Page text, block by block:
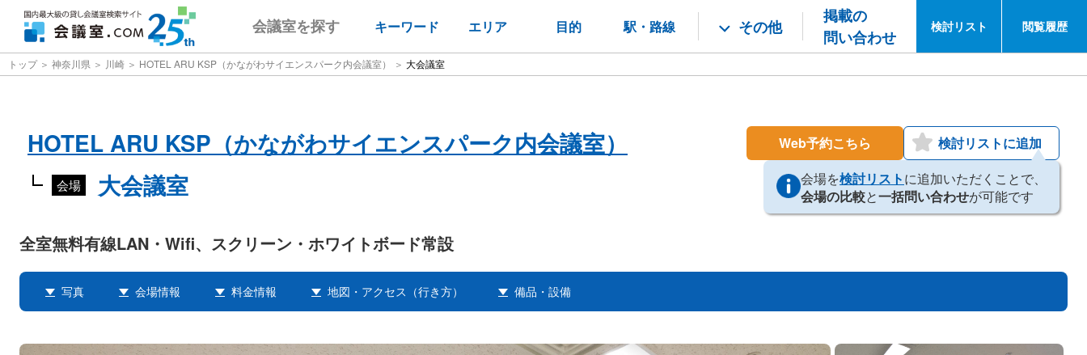
会議室を探す キーワード エリア 目的 駅・路線 その他
掲載の
問い合わせ
検討リスト 閲覧履歴
トップ 神奈川県 川崎 HOTEL ARU KSP（かながわサイエンスパーク内会議室） 大会議室
HOTEL ARU KSP（かながわサイエンスパーク内会議室）
会場 大会議室
Web予約こちら
検討リストに追加
会場を検討リストに追加いただくことで、
会場の比較と一括問い合わせが可能です
全室無料有線LAN・Wifi、スクリーン・ホワイトボード常設
写真 会場情報 料金情報 地図・アクセス（行き方） 備品・設備